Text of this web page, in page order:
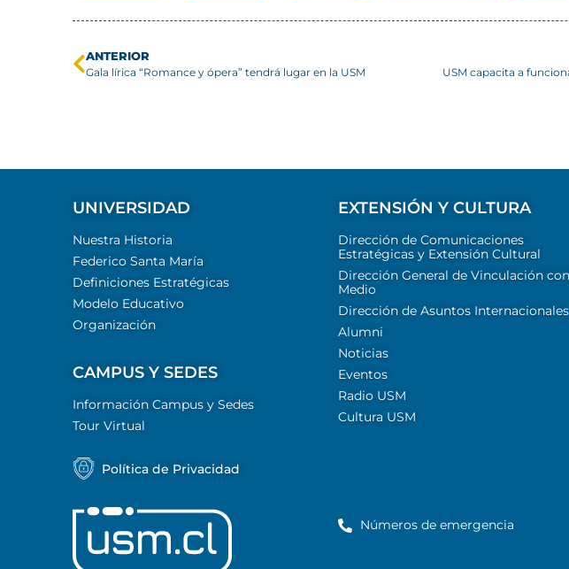
ANTERIOR
Gala lírica “Romance y ópera” tendrá lugar en la USM
UNIVERSIDAD
Nuestra Historia
Federico Santa María
Definiciones Estratégicas
Modelo Educativo
Organización
CAMPUS Y SEDES
Información Campus y Sedes
Tour Virtual
Política de Privacidad
EXTENSIÓN Y CULTURA
Dirección de Comunicaciones
Estratégicas y Extensión Cultural
Dirección General de Vinculación
Medio
Dirección de Asuntos Internacionales
Alumni
Noticias
Eventos
Radio USM
Cultura USM
Números de emergencia